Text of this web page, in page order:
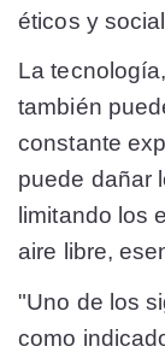
éticos y
La
también
constante
puede dañar
limitando los
aire libre,
"Uno de los
como